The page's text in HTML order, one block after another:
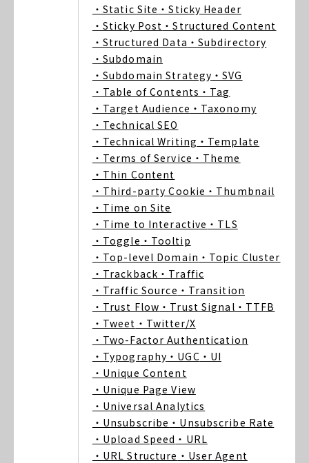
・Static Site ・Sticky Header
・Sticky Post ・Structured Content
・Structured Data ・Subdirectory
・Subdomain
・Subdomain Strategy ・SVG
・Table of Contents ・Tag
・Target Audience ・Taxonomy
・Technical SEO
・Technical Writing ・Template
・Terms of Service ・Theme
・Thin Content
・Third-party Cookie ・Thumbnail
・Time on Site
・Time to Interactive ・TLS
・Toggle ・Tooltip
・Top-level Domain ・Topic Cluster
・Trackback ・Traffic
・Traffic Source ・Transition
・Trust Flow ・Trust Signal ・TTFB
・Tweet ・Twitter/X
・Two-Factor Authentication
・Typography ・UGC ・UI
・Unique Content
・Unique Page View
・Universal Analytics
・Unsubscribe ・Unsubscribe Rate
・Upload Speed ・URL
・URL Structure ・User Agent